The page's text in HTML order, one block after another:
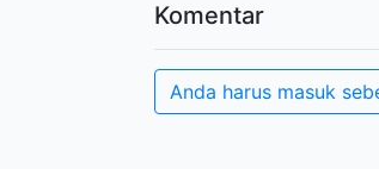
Komentar
Anda harus masuk